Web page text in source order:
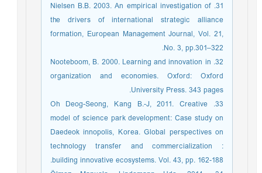
31. Nielsen B.B. 2003. An empirical investigation of
the drivers of international strategic alliance
formation, European Management Journal, Vol. 21,
No. 3, pp.301–322.
32. Nooteboom, B. 2000. Learning and innovation in
organization and economies. Oxford: Oxford
University Press. 343 pages.
33. Oh Deog-Seong, Kang B.-J, 2011. Creative
model of science park development: Case study on
Daedeok innopolis, Korea. Global perspectives on
technology transfer and commercialization :
building innovative ecosystems. Vol. 43, pp. 162-188.